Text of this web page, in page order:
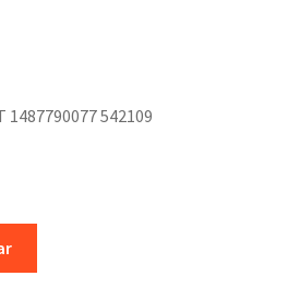
1487790077 542109